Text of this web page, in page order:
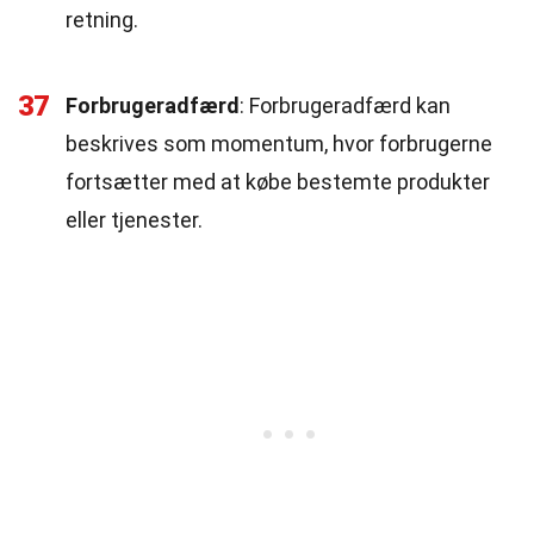
retning.
37 Forbrugeradfærd : Forbrugeradfærd kan
beskrives som momentum, hvor forbrugerne
fortsætter med at købe bestemte produkter
eller tjenester.